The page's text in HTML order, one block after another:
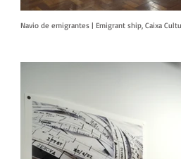
Navio de emigrantes | Emigrant ship, Caixa